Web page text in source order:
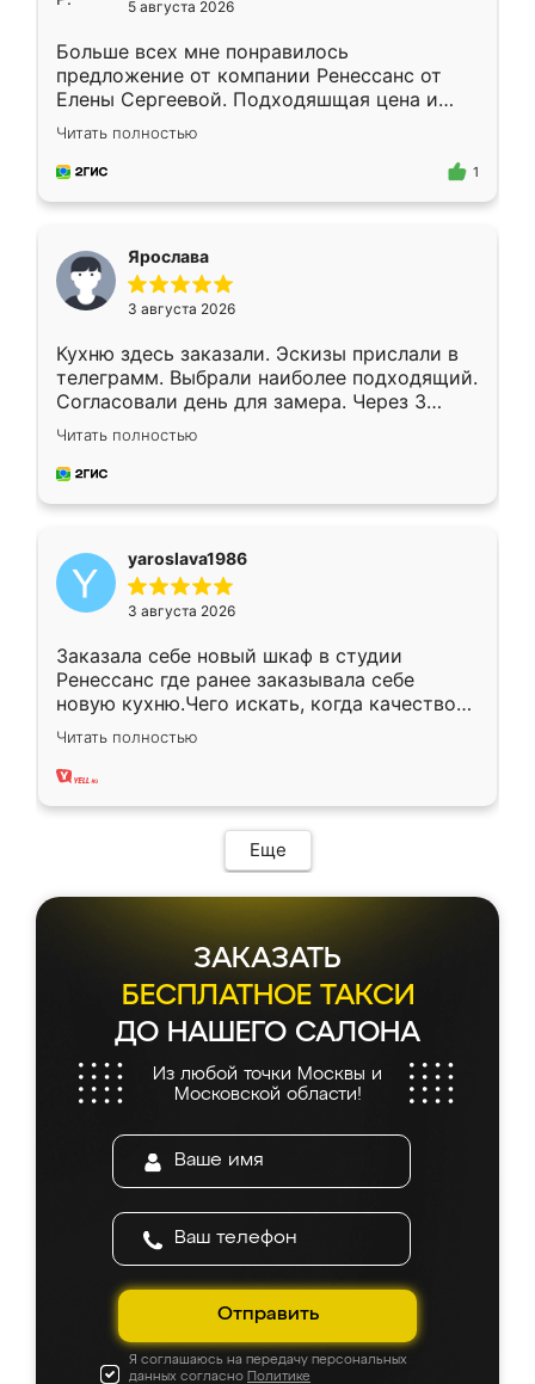
5 августа 2026
Больше всех мне понравилось
предложение от компании Ренессанс от
Елены Сергеевой. Подходяшщая цена и
короткие сроки изготовления. Приехавший
для замера сотрудник Владислав
предложил по моему эскизу самый
Читать полностью
1
Ярослава
3 августа 2026
Кухню здесь заказали. Эскизы прислали в
телеграмм. Выбрали наиболее подходящий.
Согласовали день для замера. Через 3
недели кухня была уже готова. Остались
довольны работой. Спасибо Ренессанс
мебель за качественную работу!
Читать полностью
yaroslava1986
3 августа 2026
Заказала себе новый шкаф в студии
Ренессанс где ранее заказывала себе
новую кухню.Чего искать, когда качеством
вполне довольна. Служит кухня уже почти
два года, нареканий нет.
Читать полностью
Еще
ЗАКАЗАТЬ
БЕСПЛАТНОЕ ТАКСИ
ДО НАШЕГО САЛОНА
Из любой точки Москвы и
Московской области!
Отправить
Я соглашаюсь на передачу персональных
данных согласно Политике